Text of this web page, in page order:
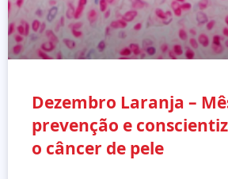
Dezembro Laranja –
prevenção e
o câncer de pele